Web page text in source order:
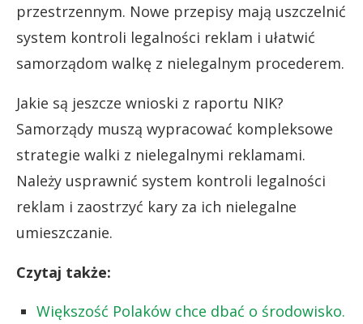
przestrzennym. Nowe przepisy mają uszczelnić
system kontroli legalności reklam i ułatwić
samorządom walkę z nielegalnym procederem.
Jakie są jeszcze wnioski z raportu NIK?
Samorządy muszą wypracować kompleksowe
strategie walki z nielegalnymi reklamami.
Należy usprawnić system kontroli legalności
reklam i zaostrzyć kary za ich nielegalne
umieszczanie.
Czytaj także:
Większość Polaków chce dbać o środowisko.